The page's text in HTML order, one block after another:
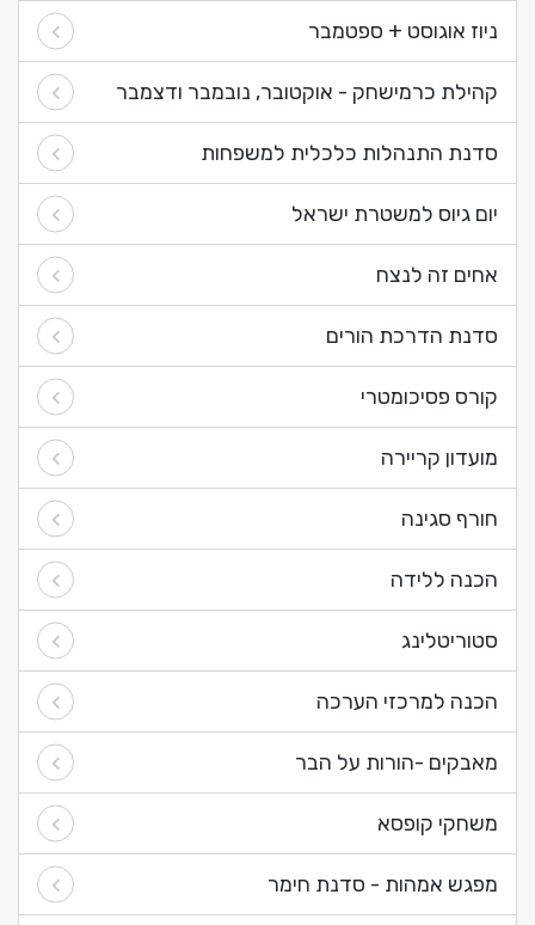
ניוז אוגוסט + ספטמבר
קהילת כרמישחק - אוקטובר, נובמבר ודצמבר
סדנת התנהלות כלכלית למשפחות
יום גיוס למשטרת ישראל
אחים זה לנצח
סדנת הדרכת הורים
קורס פסיכומטרי
מועדון קריירה
חורף סגינה
הכנה ללידה
סטוריטלינג
הכנה למרכזי הערכה
מאבקים -הורות על הבר
משחקי קופסא
מפגש אמהות - סדנת חימר